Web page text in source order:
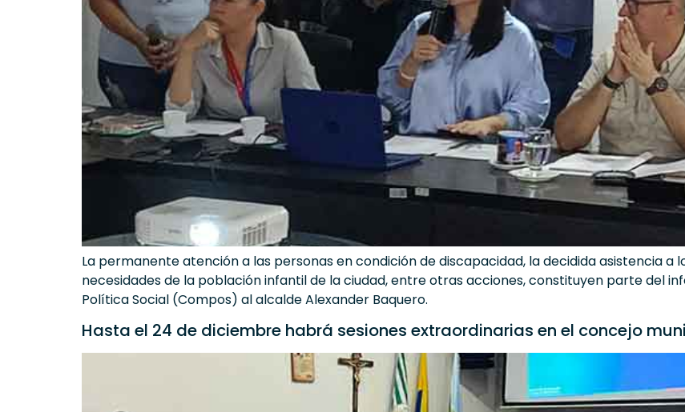
La permanente atención a las personas en condición de discapacidad, la decidida asistencia a
necesidades de la población infantil de la ciudad, entre otras acciones, constituyen parte del
Política Social (Compos) al alcalde Alexander Baquero.
Hasta el 24 de diciembre habrá sesiones extraordinarias en el concejo